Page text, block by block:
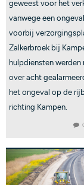
geweest voor het
vanwege een
voorbij
Zalkerbroek bij
hulpdiensten
over acht
het ongeval op de
richting Kampen.